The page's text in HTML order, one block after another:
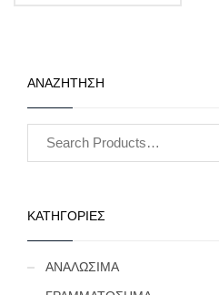
ΑΝΑΖΗΤΗΣΗ
ΚΑΤΗΓΟΡΙΕΣ
ΑΝΑΛΩΣΙΜΑ